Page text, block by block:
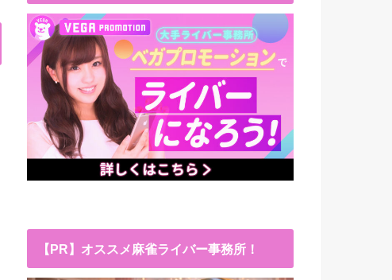
【PR】オススメ麻雀ライバー事務所！